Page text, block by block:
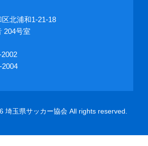
北浦和1-21-18
204号室
2004
埼玉県サッカー協会 All rights reserved.